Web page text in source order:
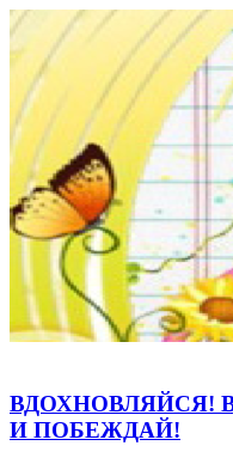
ВДОХНОВЛЯЙСЯ!
И ПОБЕЖДАЙ!